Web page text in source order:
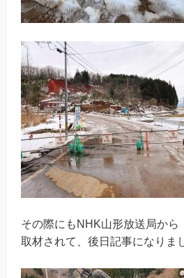
その際にもNHK山形放送局から
取材されて、後日記事になりま